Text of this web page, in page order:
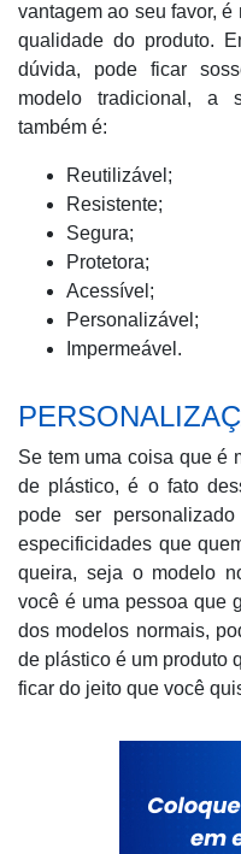
vantagem ao seu favor,
qualidade do produto.
dúvida, pode ficar
modelo tradicional, a
também é:
Reutilizável;
Resistente;
Segura;
Protetora;
Acessível;
Personalizável;
Impermeável.
Se tem uma coisa que é
de plástico, é o fato
pode ser
especificidades que
queira, seja o modelo
você é uma pessoa que
dos modelos normais,
de plástico é um produto
ficar do jeito que você